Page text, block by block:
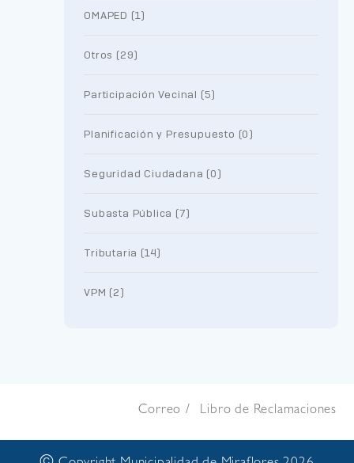
OMAPED (1)
Otros (29)
Participación Vecinal (5)
Planificación y Presupuesto (0)
Seguridad Ciudadana (0)
Subasta Pública (7)
Tributaria (14)
VPM (2)
Correo Libro de Reclamaciones